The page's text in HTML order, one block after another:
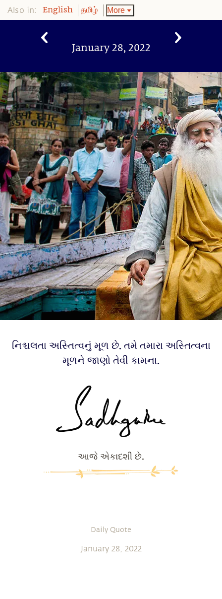
Also in: English தமிழ் More
January 28, 2022
નિશ્ચલતા અસ્તિત્વનું મૂળ છે. તમે તમારા અસ્તિત્વના
મૂળને જાણો તેવી કામના.
આજે એકાદશી છે.
Daily Quote
January 28, 2022